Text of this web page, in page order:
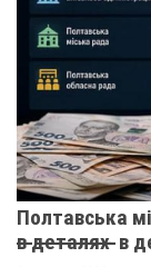
Полтавська
в̶ ̶д̶е̶т̶а̶л̶я̶х̶ ̶ в